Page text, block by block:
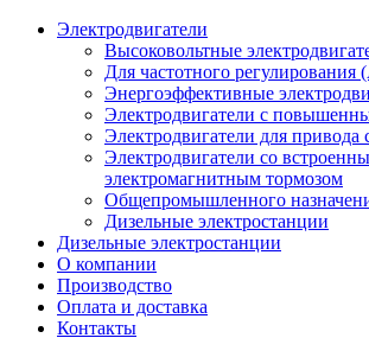
Электродвигатели
Высоковольтные
Для частотного
Энергоэффективные
Электродвигатели с
Электродвигатели для привода
Электродвигатели со
электромагнитным тормозом
Общепромышленного
Дизельные электростанции
Дизельные электростанции
О компании
Производство
Оплата и доставка
Контакты